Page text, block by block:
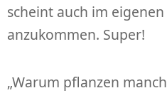
scheint auch im
anzukommen. Super!
„Warum pflanzen